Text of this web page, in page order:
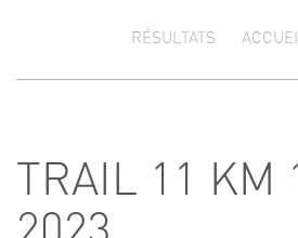
RÉSULTATS
TRAIL 11 KM